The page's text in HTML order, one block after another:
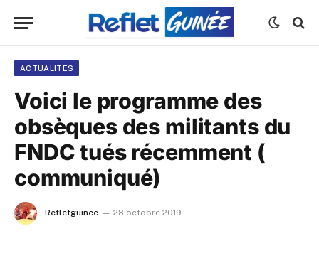
ACTUALITES
Voici le programme des
obsèques des militants du
FNDC tués récemment (
communiqué)
Refletguinee 28 octobre 2019